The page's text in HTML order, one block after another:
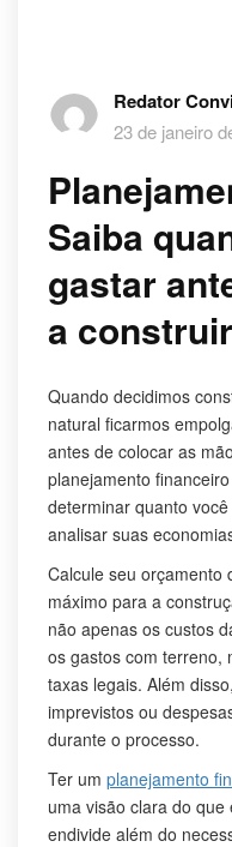
Redator
23 de janeiro
Saiba
gastar
a construir
Quando decidimos
natural ficarmos
antes de colocar as
planejamento
determinar quanto
analisar suas
Calcule seu orçamento
máximo para a
não apenas os custos
os gastos com terreno,
taxas legais. Além
imprevistos ou
durante o processo.
Ter um planejamento
uma visão clara do
endivide além do